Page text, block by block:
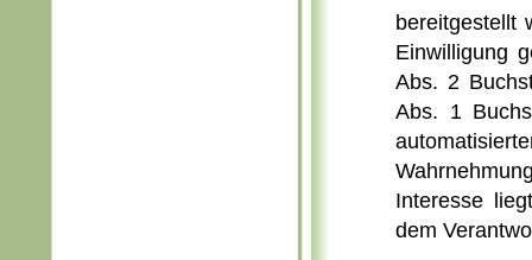
bereitgestellt
Einwilligung
Abs. 2
Abs. 1
Interesse
dem